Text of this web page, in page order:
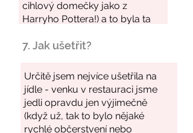
7. Jak ušetřit?